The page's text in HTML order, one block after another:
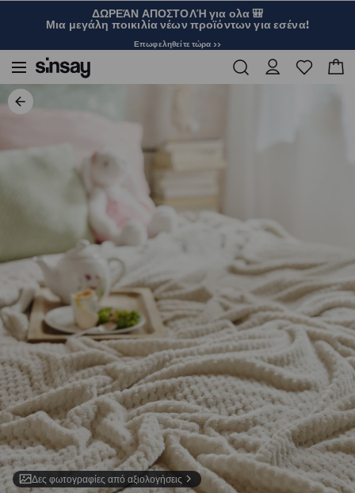
ΔΩΡΕΆΝ ΑΠΟΣΤΟΛΉ για ολα 🎒
Μια μεγάλη ποικιλία νέων προϊόντων για εσένα!
Επωφεληθείτε τώρα >>
Δες φωτογραφίες από αξιολογήσεις